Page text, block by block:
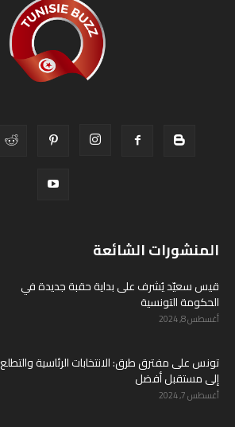
المنشورات الشائعة
قيس سعيّد يُشرف على بداية حقبة جديدة في
الحكومة التونسية
أغسطس 8, 2024
تونس على مفترق طرق: الانتخابات الرئاسية والتطلع
إلى مستقبل أفضل
أغسطس 7, 2024